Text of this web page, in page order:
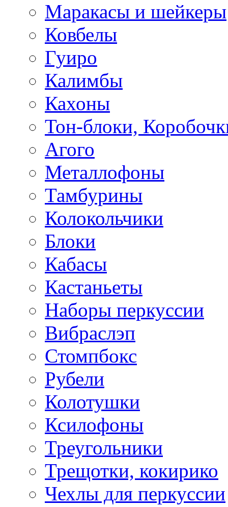
Маракасы и шейкеры
Ковбелы
Гуиро
Калимбы
Кахоны
Тон-блоки,
Агого
Металлофоны
Тамбурины
Колокольчики
Блоки
Кабасы
Кастаньеты
Наборы перкуссии
Вибраслэп
Стомпбокс
Рубели
Колотушки
Ксилофоны
Треугольники
Трещотки, кокирико
Чехлы для перкуссии